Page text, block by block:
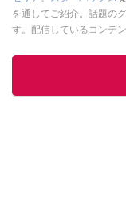
を通してご紹介。話題の
す。配信しているコンテ
ニュースでフォロー